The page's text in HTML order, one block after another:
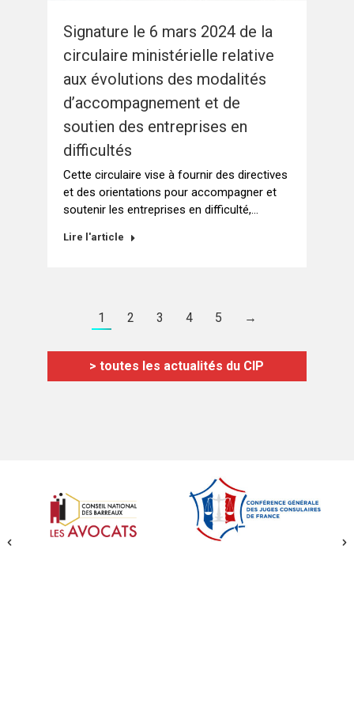
Signature le 6 mars 2024 de la
circulaire ministérielle relative
aux évolutions des modalités
d’accompagnement et de
soutien des entreprises en
difficultés
Cette circulaire vise à fournir des directives
et des orientations pour accompagner et
soutenir les entreprises en difficulté,…
Lire l'article
1 2 3 4 5 →
> toutes les actualités du CIP